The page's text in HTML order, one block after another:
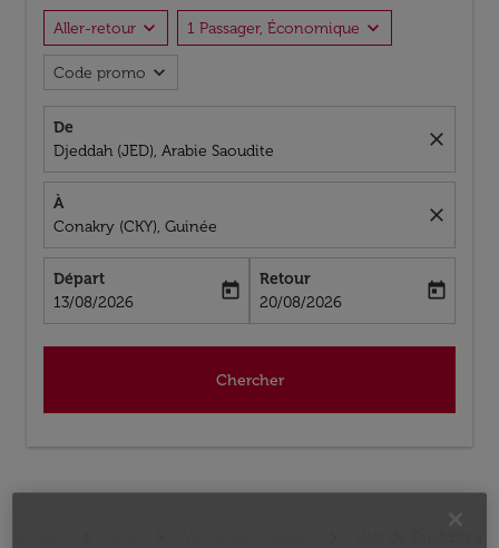
Aller-retour expand_more 1 Passager, Économique expand_more
Code promo expand_more
De
Djeddah (JED), Arabie Saoudite
close
À
Conakry (CKY), Guinée
close
Départ
fc-booking-departure-date-aria-label
13/08/2026
today
Retour
fc-booking-return-date-aria-label
20/08/2026
today
Chercher